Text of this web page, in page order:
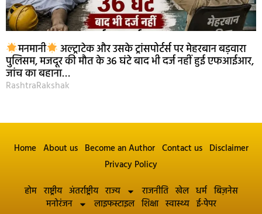
मनमानी अल्ट्राटेक और उसके ट्रांसपोर्टर्स पर मेहरबान बड़वारा
पुलिसम, मजदूर की मौत के 36 घंटे बाद भी दर्ज नहीं हुई एफआईआर,
जांच का बहाना…
RashtraRakshak
Home About us Become an Author Contact us Disclaimer
Privacy Policy
होम राष्ट्रीय अंतर्राष्ट्रीय राज्य राजनीति खेल धर्म बिज़नेस
मनोरंजन
लाइफस्टाइल शिक्षा स्वास्थ्य ई-पेपर